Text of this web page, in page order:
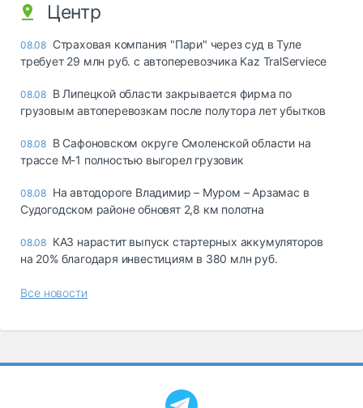
Центр
08.08 Страховая компания "Пари" через суд в Туле
требует 29 млн руб. с автоперевозчика Kaz TralServiece
08.08 В Липецкой области закрывается фирма по
грузовым автоперевозкам после полутора лет убытков
08.08 В Сафоновском округе Смоленской области на
трассе М-1 полностью выгорел грузовик
08.08 На автодороге Владимир – Муром – Арзамас в
Судогодском районе обновят 2,8 км полотна
08.08 КАЗ нарастит выпуск стартерных аккумуляторов
на 20% благодаря инвестициям в 380 млн руб.
Все новости